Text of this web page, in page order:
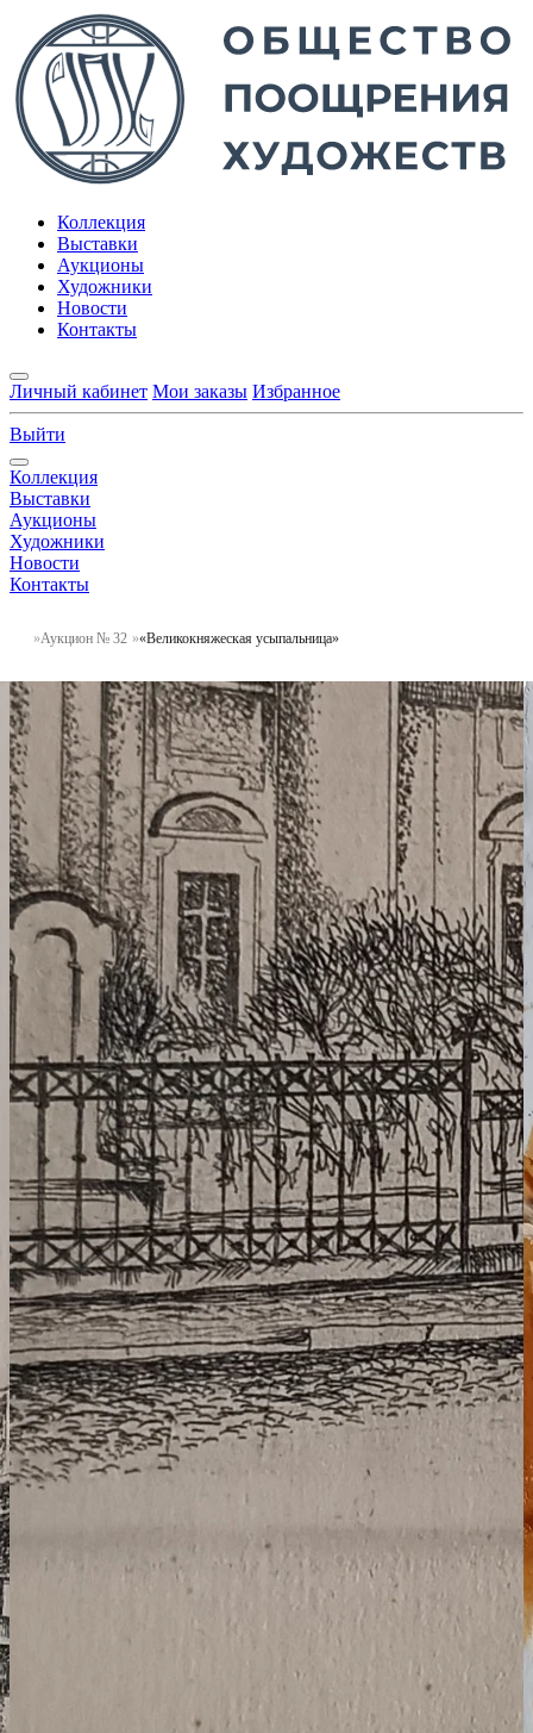
Коллекция
Выставки
Аукционы
Художники
Новости
Контакты
Личный кабинет Мои заказы Избранное
Выйти
Коллекция
Выставки
Аукционы
Художники
Новости
Контакты
Аукцион № 32 «Великокняжеская усыпальница»